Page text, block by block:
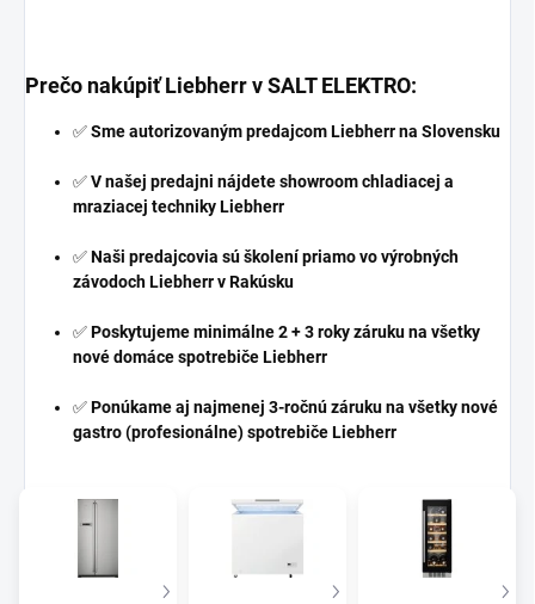
Prečo nakúpiť Liebherr vSALT ELEKTRO:
✅Sme autorizovaným predajcom Liebherr na Slovensku
✅V našej predajni nájdete showroom chladiacej a
mraziacej techniky Liebherr
✅Naši predajcovia sú školení priamo vo výrobných
závodoch Liebherr v Rakúsku
✅Poskytujeme minimálne 2 + 3 roky záruku na všetky
nové domáce spotrebiče Liebherr
✅Ponúkame aj najmenej 3-ročnú záruku na všetky nové
gastro (profesionálne) spotrebiče Liebherr